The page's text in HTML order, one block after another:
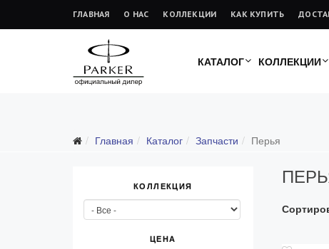
ГЛАВНАЯ О НАС КОЛЛЕКЦИИ КАК КУПИТЬ
КАТАЛОГ КОЛЛЕКЦИИ
Главная Каталог Запчасти Перья
КОЛЛЕКЦИЯ
ЦЕНА
Ежедневники
С золотым пером
Распродажа
Аксессуары